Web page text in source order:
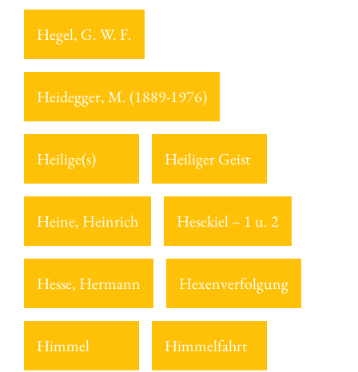
Hegel, G. W. F.
Heidegger, M. (1889-1976)
Heilige(s) Heiliger Geist
Heine, Heinrich Hesekiel – 1 u. 2
Hesse, Hermann Hexenverfolgung
Himmel Himmelfahrt